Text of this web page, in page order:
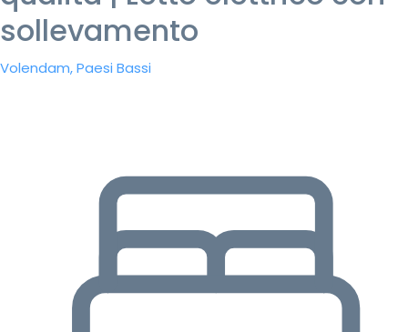
sollevamento
Volendam, Paesi Bassi